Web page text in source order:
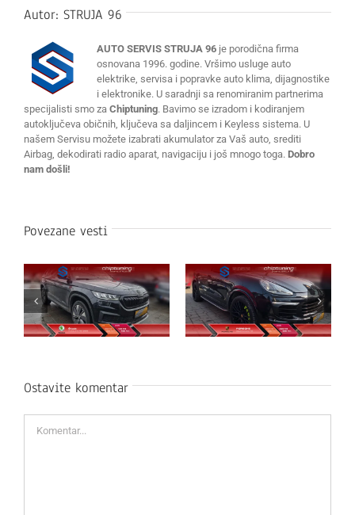
Autor: STRUJA 96
AUTO SERVIS STRUJA 96 je porodična firma
osnovana 1996. godine. Vršimo usluge auto
elektrike, servisa i popravke auto klima, dijagnostike
i elektronike. U saradnji sa renomiranim partnerima
specijalisti smo za Chiptuning. Bavimo se izradom i kodiranjem
autoključeva običnih, ključeva sa daljincem i Keyless sistema. U
našem Servisu možete izabrati akumulator za Vaš auto, srediti
Airbag, dekodirati radio aparat, navigaciju i još mnogo toga. Dobro
nam došli!
Povezane vesti
Ostavite komentar